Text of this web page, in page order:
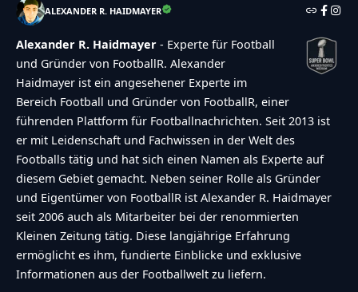
ALEXANDER R. HAIDMAYER
Alexander R. Haidmayer - Experte für Football
und Gründer von FootballR. Alexander
Haidmayer ist ein angesehener Experte im
Bereich Football und Gründer von FootballR, einer
führenden Plattform für Footballnachrichten. Seit 2013 ist
er mit Leidenschaft und Fachwissen in der Welt des
Footballs tätig und hat sich einen Namen als Experte auf
diesem Gebiet gemacht. Neben seiner Rolle als Gründer
und Eigentümer von FootballR ist Alexander R. Haidmayer
seit 2006 auch als Mitarbeiter bei der renommierten
Kleinen Zeitung tätig. Diese langjährige Erfahrung
ermöglicht es ihm, fundierte Einblicke und exklusive
Informationen aus der Footballwelt zu liefern.